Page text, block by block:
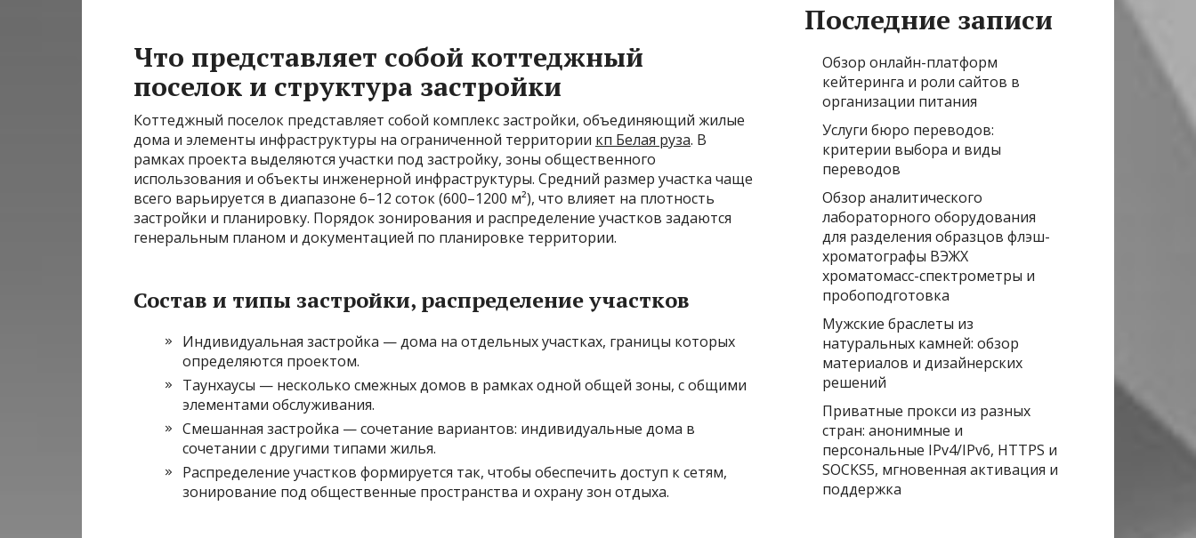
Что представляет собой коттеджный
поселок и структура застройки
Коттеджный поселок представляет собой комплекс застройки, объединяющий жилые
дома и элементы инфраструктуры на ограниченной территории кп Белая руза. В
рамках проекта выделяются участки под застройку, зоны общественного
использования и объекты инженерной инфраструктуры. Средний размер участка чаще
всего варьируется в диапазоне 6–12 соток (600–1200 м²), что влияет на плотность
застройки и планировку. Порядок зонирования и распределение участков задаются
генеральным планом и документацией по планировке территории.
Состав и типы застройки, распределение участков
Индивидуальная застройка — дома на отдельных участках, границы которых
определяются проектом.
Таунхаусы — несколько смежных домов в рамках одной общей зоны, с общими
элементами обслуживания.
Смешанная застройка — сочетание вариантов: индивидуальные дома в
сочетании с другими типами жилья.
Распределение участков формируется так, чтобы обеспечить доступ к сетям,
зонирование под общественные пространства и охрану зон отдыха.
Последние записи
Обзор онлайн-платформ
кейтеринга и роли сайтов в
организации питания
Услуги бюро переводов:
критерии выбора и виды
переводов
Обзор аналитического
лабораторного оборудования
для разделения образцов флэш-
хроматографы ВЭЖХ
хроматомасс-спектрометры и
пробоподготовка
Мужские браслеты из
натуральных камней: обзор
материалов и дизайнерских
решений
Приватные прокси из разных
стран: анонимные и
персональные IPv4/IPv6, HTTPS и
SOCKS5, мгновенная активация и
поддержка